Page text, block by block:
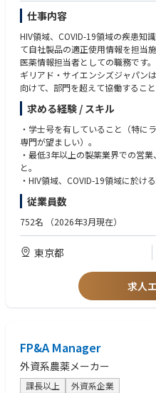
■ポリシー整備・教育研修
・APAC地域のコンプライアンス関
・社内からの問い合わせ対応
・年間コンプライアンストレーニ
・教育研修および社内啓発施策の企
・新入社員研修や営業・代理店向
・コンプライアンス関連資料や教
■調査・リスクマネジメント
・内部通報案件やコンプライアン
・関係者ヒアリング、調査報告書
・人事部門と連携した再発防止策
・監査・モニタリング活動を活用
■コンプライアンス監査・モニタ
・APAC地域におけるコンプライ
・年間監査・モニタリング計画の策
・講演会、販促活動、営業同行、
・グローバル本社への定期レポー
・モニタリング結果を踏まえた業
【ポジションの特徴】
・APAC地域を担当するリージョナ
・日本・海外双方のステークホル
・経営層や海外本社との接点が多
推進を担えるポジション
・製薬・ヘルスケア業界における
ができる環境
仕事内容
HIV領域、COVID-19領域の疾患知
て自社製品の適正使用情報を担当
医薬情報担当者としての職務です。
ギリアド・サイエンシズジャパン
向けて、部門を超えて協働するこ
とができる知識と意欲のある専門家
合格者はHIV・COVID-19事業本部
記社員にレポートします。
⇒HIV・COVID-19事業本部 HIV
ョナルディレクター
求める経験 / スキル
・学士号を有していること（特に
専門が望ましい）。
・最低3年以上の製薬業界での営
と。
・HIV領域、COVID-19領域に於け
症領域での経験があれば望ましい。
・優良営業成績：例えば営業成績
・MR認定資格必須。
従業員数
752名 （2026年3月現在）
東京都
求人
FP&A Manager
外資系農薬メーカー
課長以上 外資系企業